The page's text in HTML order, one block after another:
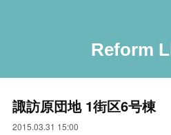
Reform
諏訪原団地 1街区6号棟
2015.03.31 15:00